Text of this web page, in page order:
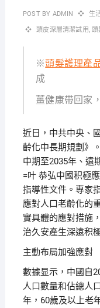
POST BY ADMIN 生
頭皮深層清潔試用,頭
※頭髮護理產
成
薑健康帶回家
近日，中共中央、
齡化中長期規劃》
中期至2035年、遠
=叶 恭弘中國积極
指導性文件。專家
應對人口老齡化的
實具體的應對措施
治久安產生深遠积
主動布局加強應對
數據显示，中國自
人口數量和佔總人
年，60歲及以上老